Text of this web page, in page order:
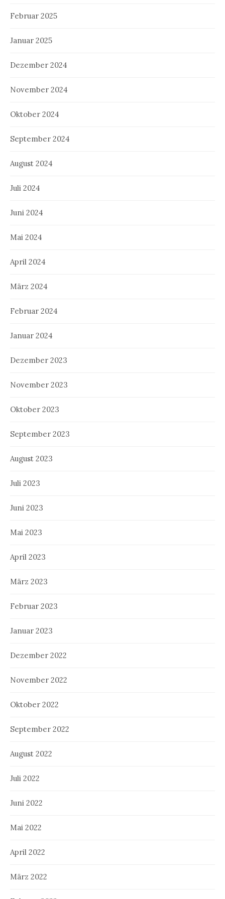
Februar 2025
Januar 2025
Dezember 2024
November 2024
Oktober 2024
September 2024
August 2024
Juli 2024
Juni 2024
Mai 2024
April 2024
März 2024
Februar 2024
Januar 2024
Dezember 2023
November 2023
Oktober 2023
September 2023
August 2023
Juli 2023
Juni 2023
Mai 2023
April 2023
März 2023
Februar 2023
Januar 2023
Dezember 2022
November 2022
Oktober 2022
September 2022
August 2022
Juli 2022
Juni 2022
Mai 2022
April 2022
März 2022